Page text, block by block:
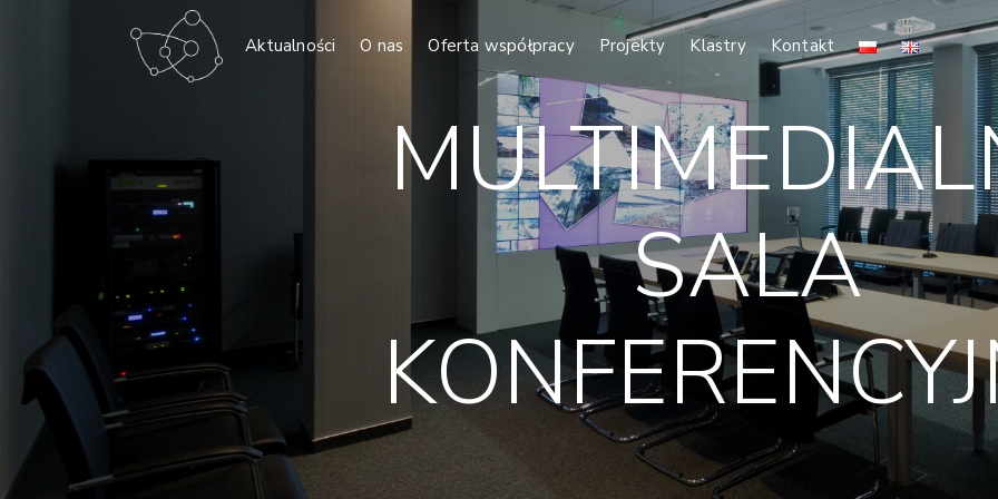
Aktualności O nas Oferta współpracy Projekty Klastry Kontakt
SALA